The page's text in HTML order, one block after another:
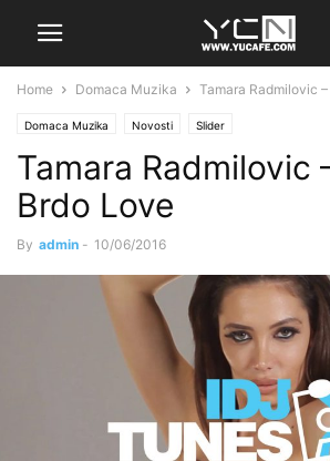
Home Domaca Muzika Tamara Radmilovic
Domaca Muzika Novosti Slider
Tamara Radmilovic
Brdo Love
By admin - 10/06/2016